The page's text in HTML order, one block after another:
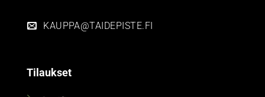
KAUPPA@TAIDEPISTE.FI
Tilaukset